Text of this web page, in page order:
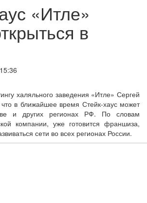
«Итле»
в
халяльного заведения «Итле» Сергей
в ближайшее время Стейк-хаус может
и других регионах РФ. По словам
компании, уже готовится франшиза,
сети во всех регионах России.